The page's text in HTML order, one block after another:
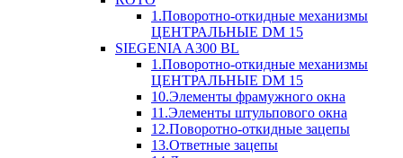
1.Поворотно-откидные механизмы
ЦЕНТРАЛЬНЫЕ DM 15
SIEGENIA A300 BL
1.Поворотно-откидные механизмы
ЦЕНТРАЛЬНЫЕ DM 15
10.Элементы фрамужного окна
11.Элементы штульпового окна
12.Поворотно-откидные зацепы
13.Ответные зацепы